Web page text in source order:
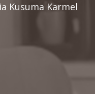
Kusuma Karmel